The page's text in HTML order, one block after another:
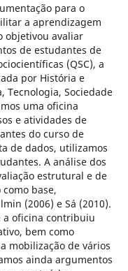
para o
a aprendizagem
objetivou avaliar
de estudantes de
(QSC), a
por História e
Tecnologia, Sociedade
uma oficina
e atividades de
do curso de
de dados, utilizamos
A análise dos
estrutural e de
base,
(2006) e Sá (2010).
a oficina contribuiu
bem como
mobilização de vários
ainda argumentos